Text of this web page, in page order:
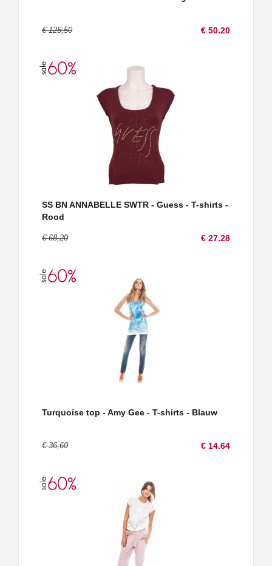
€ 125,50 € 50.20
SS BN ANNABELLE SWTR - Guess - T-shirts -
Rood
€ 68,20 € 27.28
Turquoise top - Amy Gee - T-shirts - Blauw
€ 36,60 € 14.64